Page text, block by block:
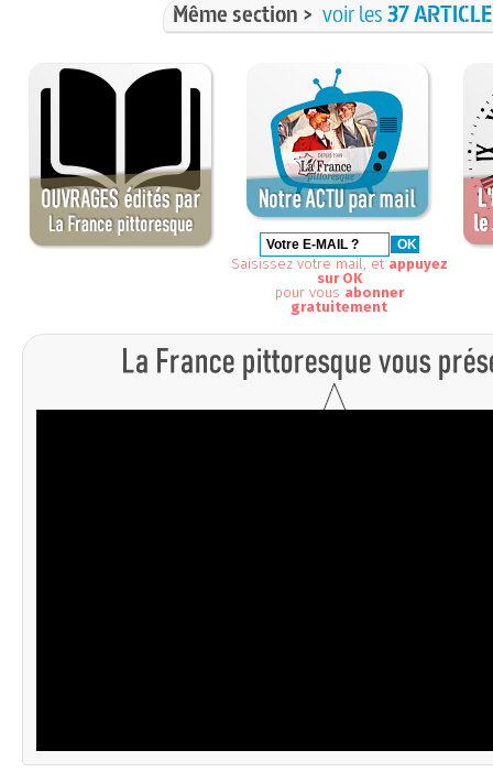
Même section > voir les37
Saisissez votre mail, et appuyez
sur OK
pour vous abonner
gratuitement